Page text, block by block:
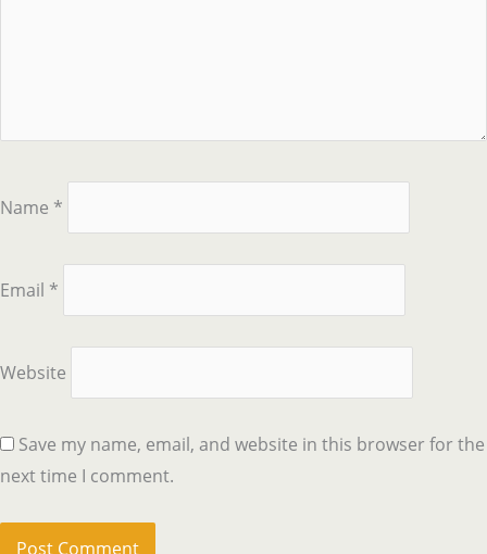
Name *
Email *
Website
Save my name, email, and website in this browser for the
next time I comment.